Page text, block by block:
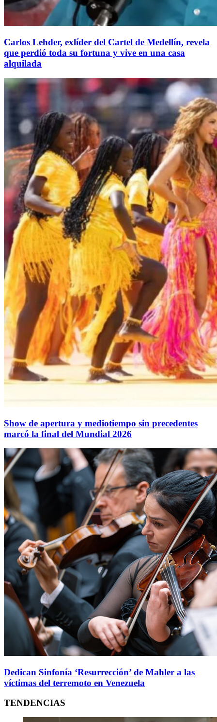
Carlos Lehder, exlíder del Cartel de Medellín, revela
que perdió toda su fortuna y vive en una casa
alquilada
Show de apertura y mediotiempo sin precedentes
marcó la final del Mundial 2026
Dedican Sinfonía ‘Resurrección’ de Mahler a las
víctimas del terremoto en Venezuela
TENDENCIAS